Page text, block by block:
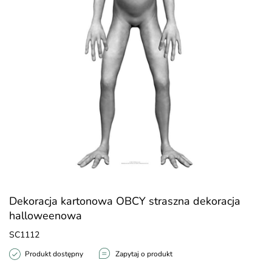
Dekoracja kartonowa OBCY straszna dekoracja
halloweenowa
SC1112
Produkt dostępny Zapytaj o produkt